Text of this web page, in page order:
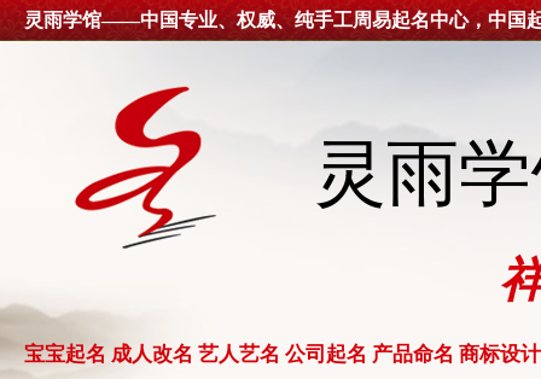
灵雨学馆——中国专业、权威、纯手工周易起名中心，中国
灵雨
宝宝起名 成人改名 艺人艺名 公司起名 产品命名 商标设计